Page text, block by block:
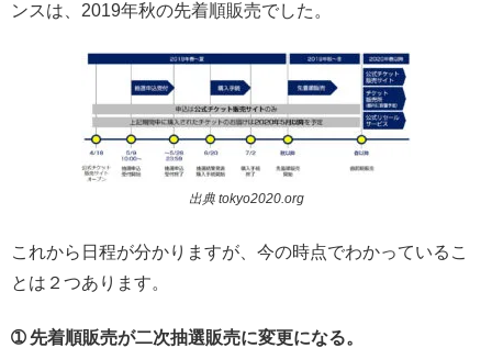
ンスは、2019年秋の先着順販売でした。
出典 tokyo2020.org
これから日程が分かりますが、今の時点でわかっているこ
とは２つあります。
➀ 先着順販売が二次抽選販売に変更になる。